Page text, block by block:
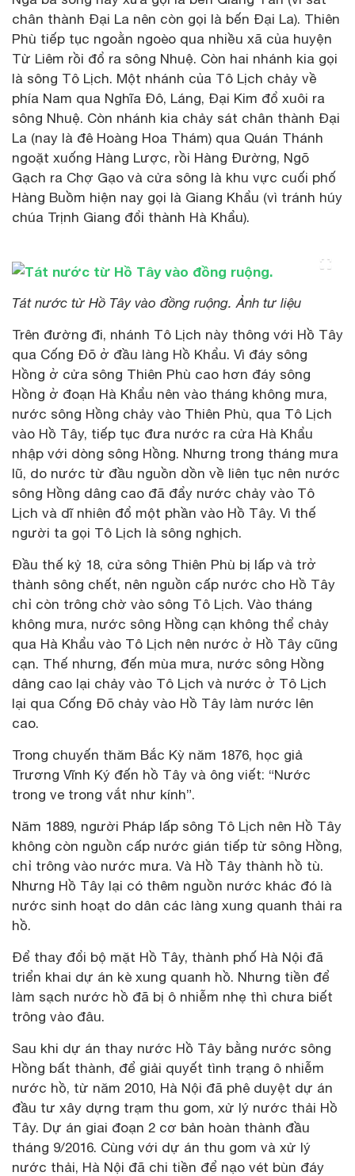
chân thành Đại La nên còn gọi là bến Đại La). Thiên
Phù tiếp tục ngoằn ngoèo qua nhiều xã của huyện
Từ Liêm rồi đổ ra sông Nhuệ. Còn hai nhánh kia gọi
là sông Tô Lịch. Một nhánh của Tô Lịch chảy về
phía Nam qua Nghĩa Đô, Láng, Đại Kim đổ xuôi ra
sông Nhuệ. Còn nhánh kia chảy sát chân thành Đại
La (nay là đê Hoàng Hoa Thám) qua Quán Thánh
ngoặt xuống Hàng Lược, rồi Hàng Đường, Ngõ
Gạch ra Chợ Gạo và cửa sông là khu vực cuối phố
Hàng Buồm hiện nay gọi là Giang Khẩu (vì tránh húy
chúa Trịnh Giang đổi thành Hà Khẩu).
Tát nước từ Hồ Tây vào đồng ruộng. Ảnh tư liệu
Trên đường đi, nhánh Tô Lịch này thông với Hồ Tây
qua Cống Đõ ở đầu làng Hồ Khẩu. Vì đáy sông
Hồng ở cửa sông Thiên Phù cao hơn đáy sông
Hồng ở đoạn Hà Khẩu nên vào tháng không mưa,
nước sông Hồng chảy vào Thiên Phù, qua Tô Lịch
vào Hồ Tây, tiếp tục đưa nước ra cửa Hà Khẩu
nhập với dòng sông Hồng. Nhưng trong tháng mưa
lũ, do nước từ đầu nguồn dồn về liên tục nên nước
sông Hồng dâng cao đã đẩy nước chảy vào Tô
Lịch và dĩ nhiên đổ một phần vào Hồ Tây. Vì thế
người ta gọi Tô Lịch là sông nghịch.
Đầu thế kỷ 18, cửa sông Thiên Phù bị lấp và trở
thành sông chết, nên nguồn cấp nước cho Hồ Tây
chỉ còn trông chờ vào sông Tô Lịch. Vào tháng
không mưa, nước sông Hồng cạn không thể chảy
qua Hà Khẩu vào Tô Lịch nên nước ở Hồ Tây cũng
cạn. Thế nhưng, đến mùa mưa, nước sông Hồng
dâng cao lại chảy vào Tô Lịch và nước ở Tô Lịch
lại qua Cống Đõ chảy vào Hồ Tây làm nước lên
cao.
Trong chuyến thăm Bắc Kỳ năm 1876, học giả
Trương Vĩnh Ký đến hồ Tây và ông viết: “Nước
trong ve trong vắt như kính”.
Năm 1889, người Pháp lấp sông Tô Lịch nên Hồ Tây
không còn nguồn cấp nước gián tiếp từ sông Hồng,
chỉ trông vào nước mưa. Và Hồ Tây thành hồ tù.
Nhưng Hồ Tây lại có thêm nguồn nước khác đó là
nước sinh hoạt do dân các làng xung quanh thải ra
hồ.
Để thay đổi bộ mặt Hồ Tây, thành phố Hà Nội đã
triển khai dự án kè xung quanh hồ. Nhưng tiền để
làm sạch nước hồ đã bị ô nhiễm nhẹ thì chưa biết
trông vào đâu.
Sau khi dự án thay nước Hồ Tây bằng nước sông
Hồng bất thành, để giải quyết tình trạng ô nhiễm
nước hồ, từ năm 2010, Hà Nội đã phê duyệt dự án
đầu tư xây dựng trạm thu gom, xử lý nước thải Hồ
Tây. Dự án giai đoạn 2 cơ bản hoàn thành đầu
tháng 9/2016. Cùng với dự án thu gom và xử lý
nước thải, Hà Nội đã chi tiền để nạo vét bùn đáy